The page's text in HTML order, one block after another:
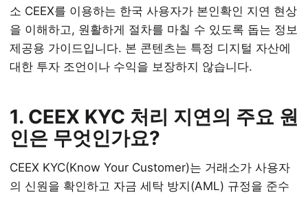
소 CEEX를 이용하는 한국 사용자가 본인확인 지연 현상
을 이해하고, 원활하게 절차를 마칠 수 있도록 돕는 정보
제공용 가이드입니다. 본 콘텐츠는 특정 디지털 자산에
대한 투자 조언이나 수익을 보장하지 않습니다.
1. CEEX KYC 처리 지연의 주요 원
인은 무엇인가요?
CEEX KYC(Know Your Customer)는 거래소가 사용자
의 신원을 확인하고 자금 세탁 방지(AML) 규정을 준수